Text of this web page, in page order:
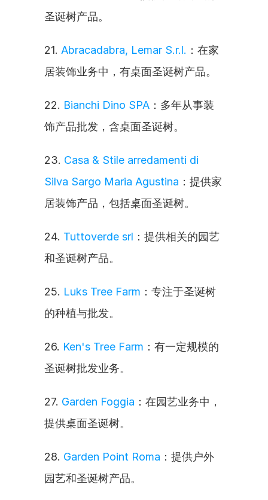
圣诞树产品。
21. Abracadabra, Lemar S.r.l. ：在家
居装饰业务中，有桌面圣诞树产品。
22. Bianchi Dino SPA ：多年从事装
饰产品批发，含桌面圣诞树。
23. Casa & Stile arredamenti di
Silva Sargo Maria Agustina ：提供家
居装饰产品，包括桌面圣诞树。
24. Tuttoverde srl ：提供相关的园艺
和圣诞树产品。
25. Luks Tree Farm ：专注于圣诞树
的种植与批发。
26. Ken's Tree Farm ：有一定规模的
圣诞树批发业务。
27. Garden Foggia ：在园艺业务中，
提供桌面圣诞树。
28. Garden Point Roma ：提供户外
园艺和圣诞树产品。